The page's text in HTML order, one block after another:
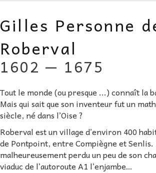
AU FIL DES MATHS
LIBRAIRIE
Gilles Personne
Roberval
1602 — 1675
Tout le monde (ou presque ...) connaît la
Mais qui sait que son inventeur fut un
siècle, né dans l’Oise ?
Roberval est un village d’environ 400
de Pontpoint, entre Compiègne et
malheureusement perdu un peu de son
viaduc de l’autoroute A1 l’enjambe…